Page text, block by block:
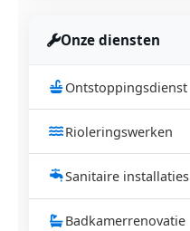
Onze diensten
Ontstoppingsdienst
Rioleringswerken
Sanitaire installaties
Badkamerrenovatie